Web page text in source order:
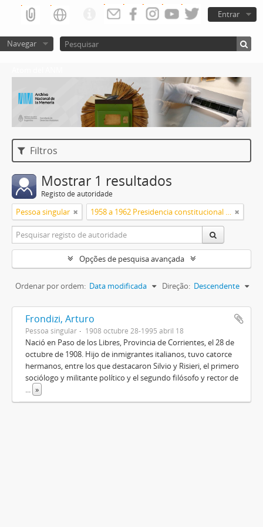
Entrar
Navegar
Filtros
Mostrar 1 resultados
Registo de autoridade
Pessoa singular 1958 a 1962 Presidencia constitucional de Arturo Frondizi
Opções de pesquisa avançada
Ordenar por ordem: Data modificada Direção: Descendente
Frondizi, Arturo
Pessoa singular 1908 octubre 28-1995 abril 18
Nació en Paso de los Libres, Provincia de Corrientes, el 28 de
octubre de 1908. Hijo de inmigrantes italianos, tuvo catorce
hermanos, entre los que destacaron Silvio y Risieri, el primero
sociólogo y militante político y el segundo filósofo y rector de
... »